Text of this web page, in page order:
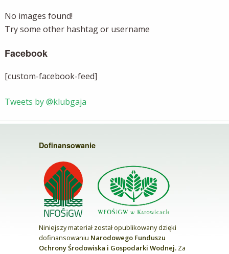
No images found!
Try some other hashtag or username
Facebook
[custom-facebook-feed]
Tweets by @klubgaja
Dofinansowanie
Niniejszy materiał został opublikowany dzięki
dofinansowaniu Narodowego Funduszu
Ochrony Środowiska i Gospodarki Wodnej. Za